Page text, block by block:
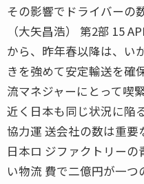
その影響でドライバーの
（大矢昌浩） 第2部 15
から、昨年春以降は、い
きを強めて安定輸送を確
流マネジャーにとって喫
近く日本も同じ状況に陥
協力運 送会社の数は重要
日本ロ ジファクトリー
い物流 費で二億円が一つ